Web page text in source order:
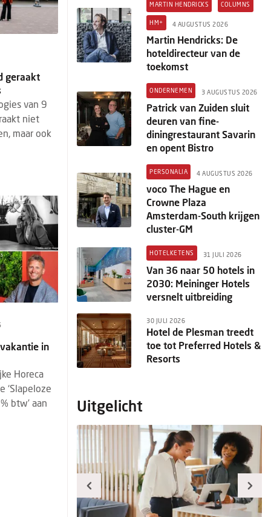
geraakt
van 9
niet
maar ook
in
Horeca
‘Slapeloze
btw’ aan
MARTIN HENDRICKS COLUMNS
HM+ 4 AUGUSTUS 2026
Martin Hendricks: De
hoteldirecteur van de
toekomst
ONDERNEMEN 3 AUGUSTUS 2026
Patrick van Zuiden sluit
deuren van fine-
diningrestaurant Savarin
en opent Bistro
PERSONALIA 4 AUGUSTUS 2026
voco The Hague en
Crowne Plaza
Amsterdam-South krijgen
cluster-GM
HOTELKETENS 31 JULI 2026
Van 36 naar 50 hotels in
2030: Meininger Hotels
versnelt uitbreiding
30 JULI 2026
Hotel de Plesman treedt
toe tot Preferred Hotels &
Resorts
Uitgelicht